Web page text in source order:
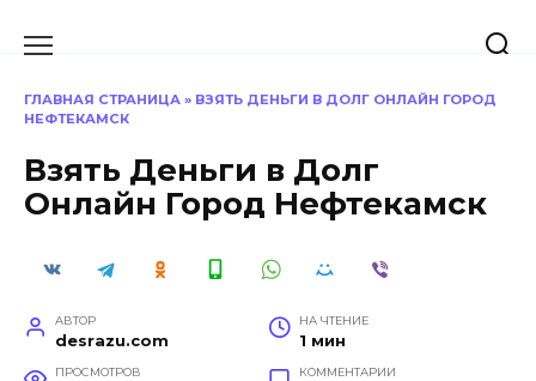
ГЛАВНАЯ СТРАНИЦА » ВЗЯТЬ ДЕНЬГИ В ДОЛГ ОНЛАЙН ГОРОД
НЕФТЕКАМСК
Взять Деньги в Долг
Онлайн Город Нефтекамск
АВТОР
desrazu.com
НА ЧТЕНИЕ
1 мин
ПРОСМОТРОВ КОММЕНТАРИИ